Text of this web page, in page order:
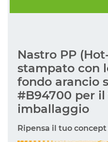
Nastro PP
stampato con
fondo arancio
#B94700 per
imballaggio
Ripensa il tuo